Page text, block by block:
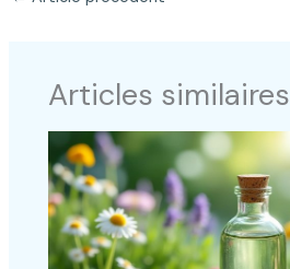
Articles similaires